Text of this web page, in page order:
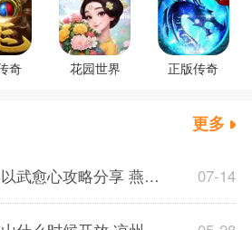
奇 花园世界 正版传奇
更多
燕云十六声隐藏任务以武愈心攻略分享 燕云十六声隐藏任务以武愈心怎么解锁 07-14